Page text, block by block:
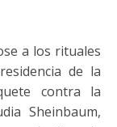
de la
contra la
Sheinbaum,